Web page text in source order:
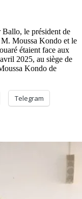
le président de
Moussa Kondo et le
étaient face aux
2025, au siège de
Kondo de
Telegram